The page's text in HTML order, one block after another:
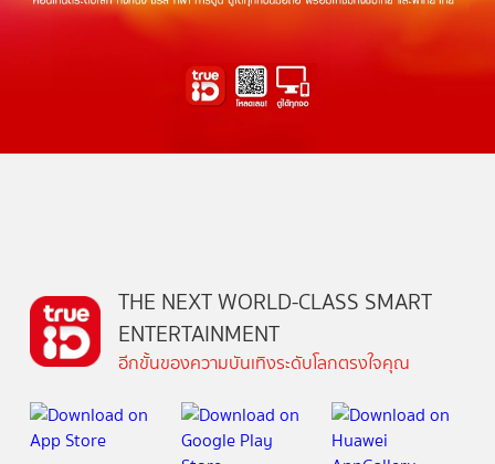
THE NEXT WORLD-CLASS SMART
ENTERTAINMENT
อีกขั้นของความบันเทิงระดับโลกตรงใจคุณ